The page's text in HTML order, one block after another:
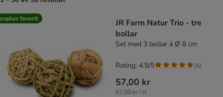
product items have been changed
favorit
JR Farm Natur Trio - tre
bollar
Set med 3 bollar á Ø 8 cm
57,00 kr
57,00 kr / st
Rating: 4.5/5 (6)